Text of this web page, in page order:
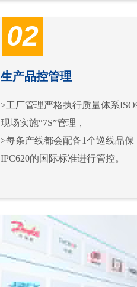
02
生产品控管理
>工厂管理严格执行质量体系
现场实施“7S”管理，
>每条产线都会配备1个巡线品
IPC620的国际标准进行管控。